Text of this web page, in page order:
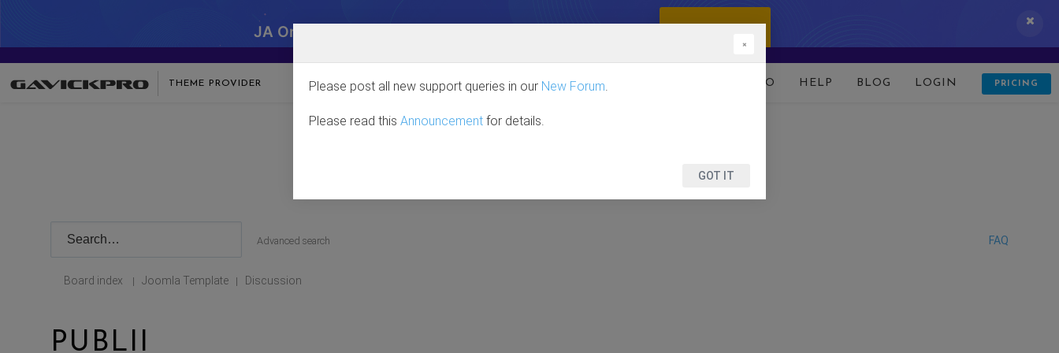
JA One - SAVE OVER 85%
THEME PROVIDER HOME JOOMLA WORDPRESS DEMO HELP BLOG LOGIN PRICING
FAQ
Advanced search
Board index | Joomla Template | Discussion
PUBLII
×
Please post all new support queries in our New Forum.
Please read this Announcement for details.
GOT IT